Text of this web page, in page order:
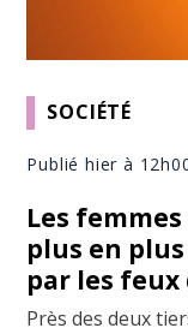
SOCIÉTÉ
Publié hier à
Les
plus en plus
par les
Près des deux